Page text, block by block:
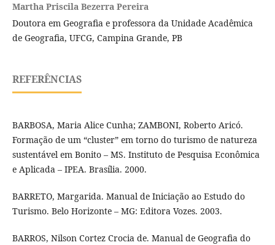
Martha Priscila Bezerra Pereira
Doutora em Geografia e professora da Unidade Acadêmica
de Geografia, UFCG, Campina Grande, PB
REFERÊNCIAS
BARBOSA, Maria Alice Cunha; ZAMBONI, Roberto Aricó.
Formação de um “cluster” em torno do turismo de natureza
sustentável em Bonito – MS. Instituto de Pesquisa Econômica
e Aplicada – IPEA. Brasília. 2000.
BARRETO, Margarida. Manual de Iniciação ao Estudo do
Turismo. Belo Horizonte – MG: Editora Vozes. 2003.
BARROS, Nilson Cortez Crocia de. Manual de Geografia do